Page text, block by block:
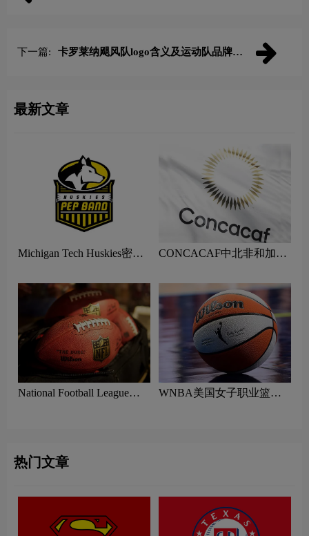
下一篇:
卡罗莱纳飓风队logo含义及运动队品牌理
最新文章
Michigan Tech Huskies密歇
义及体育组织品牌理念
CONCACAF中北非和加勒
育组织品牌理念
National Football League美
WNBA美国女子职业篮球
热门文章